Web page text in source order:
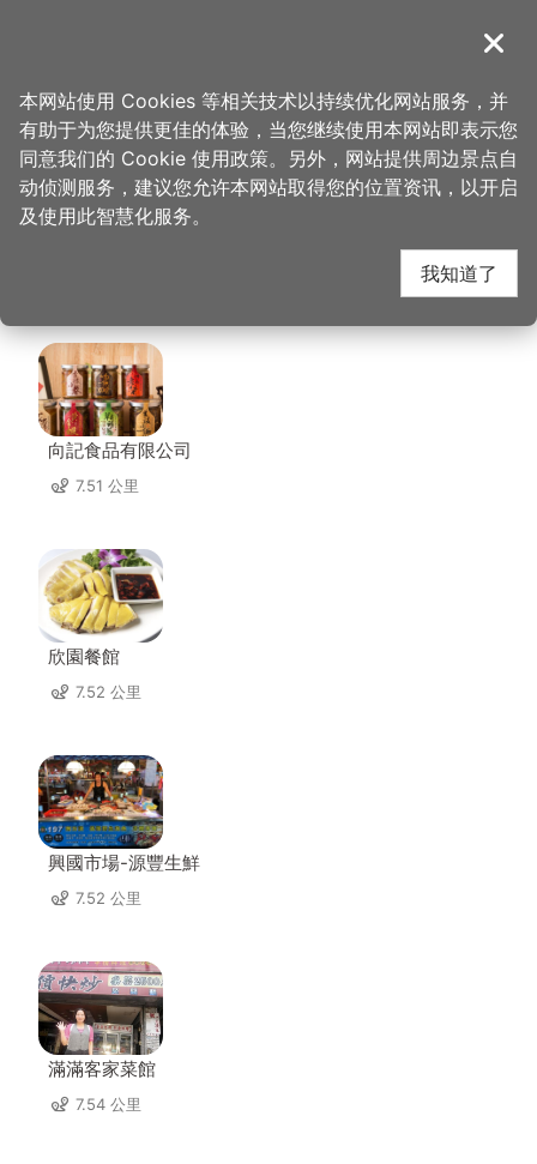
導覽
首页 > 想去的地方 > 美食、购物 > Jo's Corner Café
Jo's Corner Café 周边
店家
向記食品有限公司
7.51 公里
欣園餐館
7.52 公里
興國市場-源豐生鮮
7.52 公里
滿滿客家菜館
7.54 公里
关闭
本网站使用 Cookies 等相关技术以持续优化网站服务，并
有助于为您提供更佳的体验，当您继续使用本网站即表示您
同意我们的 Cookie 使用政策。另外，网站提供周边景点自
动侦测服务，建议您允许本网站取得您的位置资讯，以开启
及使用此智慧化服务。
我知道了